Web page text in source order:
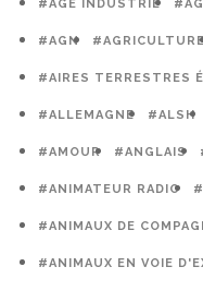
#ÂGE INDUSTRIE
#AGN
#AIRES TERRESTRES
#ALLEMAGNE #ALSH
#AMOUR #ANGLAIS
#ANIMATEUR RADIO
#ANIMAUX DE
#ANIMAUX EN VOIE